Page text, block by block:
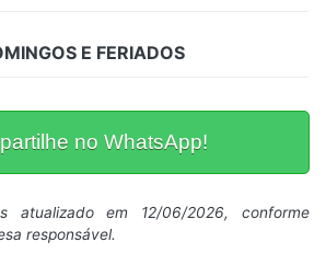
E FERIADOS
no WhatsApp!
atualizado em 12/06/2026, conforme
responsável.